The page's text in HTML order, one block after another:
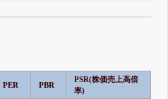
株版の先行利用も付きます
PER PBR
PSR(株価売上高倍
率)